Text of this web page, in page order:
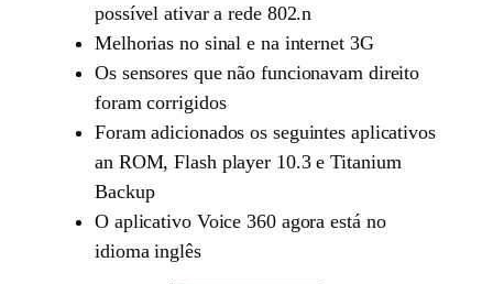
possível ativar a rede 802.n
Melhorias no sinal e na internet 3G
Os sensores que não funcionavam direito
foram corrigidos
Foram adicionados os seguintes aplicativos
an ROM, Flash player 10.3 e Titanium
Backup
O aplicativo Voice 360 agora está no
idioma inglês